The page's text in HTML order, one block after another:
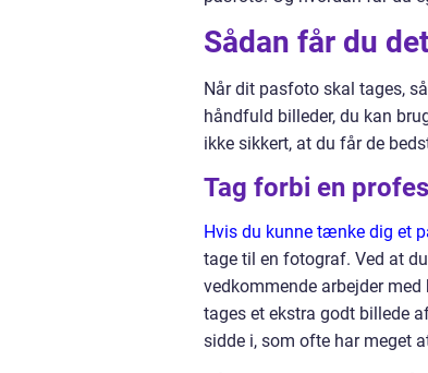
Sådan får du
Når dit pasfoto skal tages,
håndfuld billeder, du kan
ikke sikkert, at du får de
Tag forbi en
Hvis du kunne tænke dig et
tage til en fotograf. Ved at
vedkommende arbejder
tages et ekstra godt billede
sidde i, som ofte har meget